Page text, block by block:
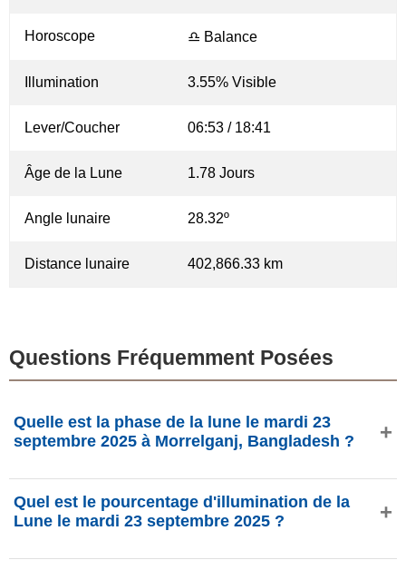
Horoscope ♎ Balance
Illumination 3.55% Visible
Lever/Coucher 06:53 / 18:41
Âge de la Lune 1.78 Jours
Angle lunaire 28.32º
Distance lunaire 402,866.33 km
Questions Fréquemment Posées
Quelle est la phase de la lune le mardi 23
septembre 2025 à Morrelganj, Bangladesh ?
Lune est dans la phase Nouvelle Lune avec 3.55%
d'illumination, elle a 1.78 jours et se situe dans la
Quel est le pourcentage d'illumination de la
Lune le mardi 23 septembre 2025 ?